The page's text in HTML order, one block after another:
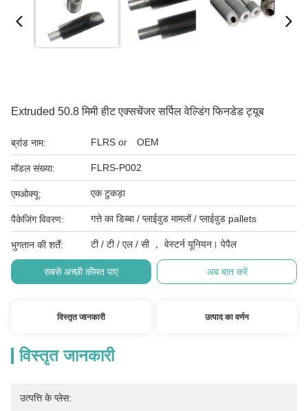
Extruded 50.8 मिमी हीट एक्सचेंजर सर्पिल वेल्डिंग फिनडेड ट्यूब
ब्रांड नाम: FLRS or OEM
मॉडल संख्या: FLRS-P002
एमओक्यू: एक टुकड़ा
पैकेजिंग विवरण: गत्ते का डिब्बा / प्लाईवुड मामलों / प्लाईवुड pallets
भुगतान की शर्तें: टी / टी / एल / सी ， वेस्टर्न यूनियन। पेपैल
सबसे अच्छी कीमत पाएं अब बात करें
विस्तृत जानकारी उत्पाद का वर्णन
विस्तृत जानकारी
उत्पत्ति के प्लेस: